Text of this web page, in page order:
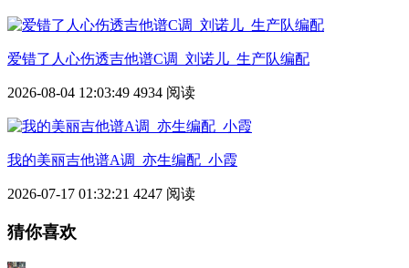
爱错了人心伤透吉他谱C调_刘诺儿_生产队编配
2026-08-04 12:03:49 4934 阅读
我的美丽吉他谱A调_亦生编配_小霞
2026-07-17 01:32:21 4247 阅读
猜你喜欢